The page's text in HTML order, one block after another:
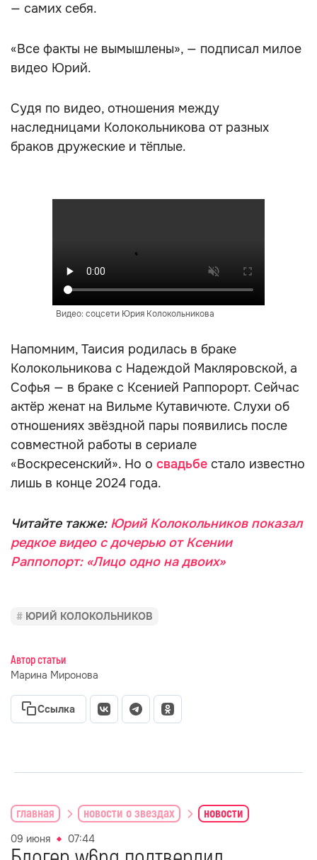
— самих себя.
«Все факты не вымышлены», — подписал милое
видео Юрий.
Судя по видео, отношения между
наследницами Колокольникова от разных
браков дружеские и тёплые.
Видео: соцсети Юрия Колокольникова
Напомним, Таисия родилась в браке
Колокольникова с Надеждой Макляровской, а
Софья — в браке с Ксенией Раппорорт. Сейчас
актёр женат на Вильме Кутавичюте. Слухи об
отношениях звёздной пары появились после
совместной работы в сериале
«Воскресенский». Но о свадьбе стало известно
лишь в конце 2024 года.
Читайте также: Юрий Колокольников показал
редкое видео с дочерью от Ксении
Раппопорт: «Лицо одно на двоих»
ЮРИЙ КОЛОКОЛЬНИКОВ
Автор статьи
Марина Миронова
Ссылка
главная новости о звездах новости
09 июня 07:44